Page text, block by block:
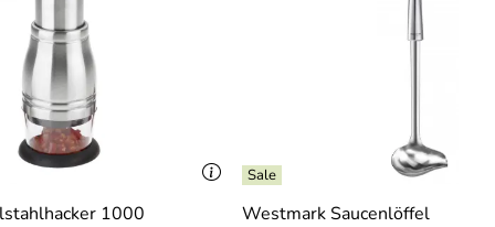
und bin nicht zufrieden damit.
das Gerät. Die Streifen werden nicht ordentlich
2 Punkten angelötet und beim Zurückziehen hoblet man
1000 Westmark Saucenlöffel